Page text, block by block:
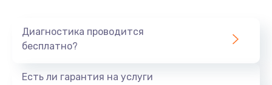
Диагностика проводится
бесплатно?
Есть ли гарантия на услуги